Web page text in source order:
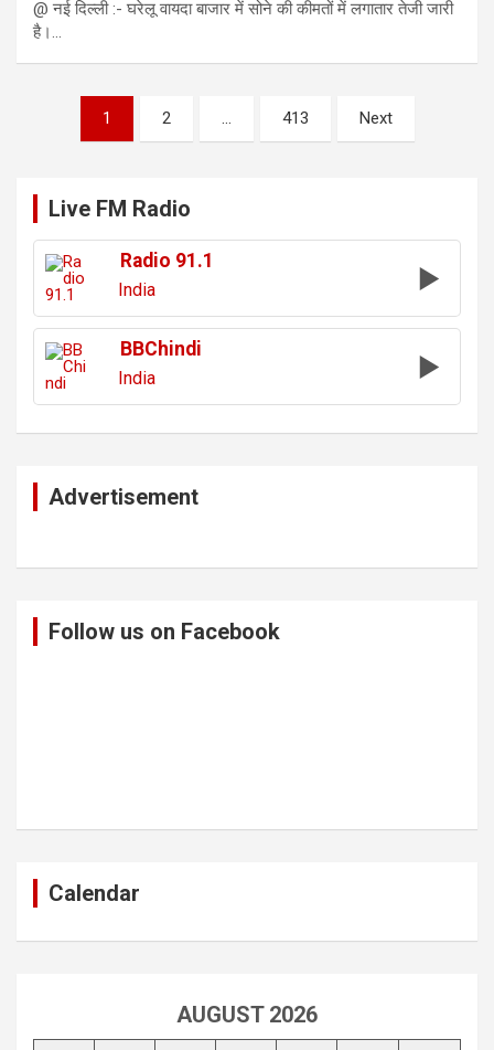
@ नई दिल्ली :- घरेलू वायदा बाजार में सोने की कीमतों में लगातार तेजी जारी
है।…
pagination
1 2 … 413 Next
Live FM Radio
Radio 91.1
India
BBChindi
India
Advertisement
Follow us on Facebook
Calendar
AUGUST 2026